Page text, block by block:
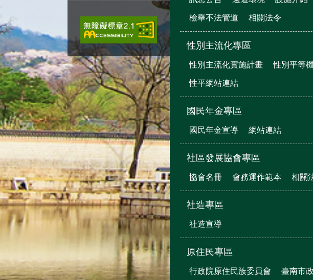
檢舉不法管道 相關法令
性別主流化專區
性別主流化實施計畫 性別平等
性平網站連結
國民年金專區
國民年金宣導 網站連結
社區發展協會專區
協會名冊 會務運作範本 相關
社造專區
社造宣導
原住民專區
行政院原住民族委員會 臺南市